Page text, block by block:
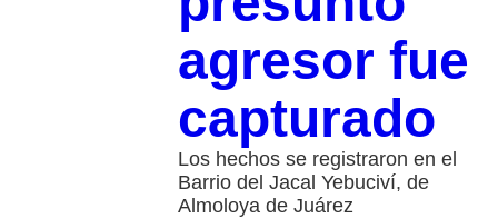
agresor fue
capturado
Los hechos se registraron en el
Barrio del Jacal Yebuciví, de
Almoloya de Juárez